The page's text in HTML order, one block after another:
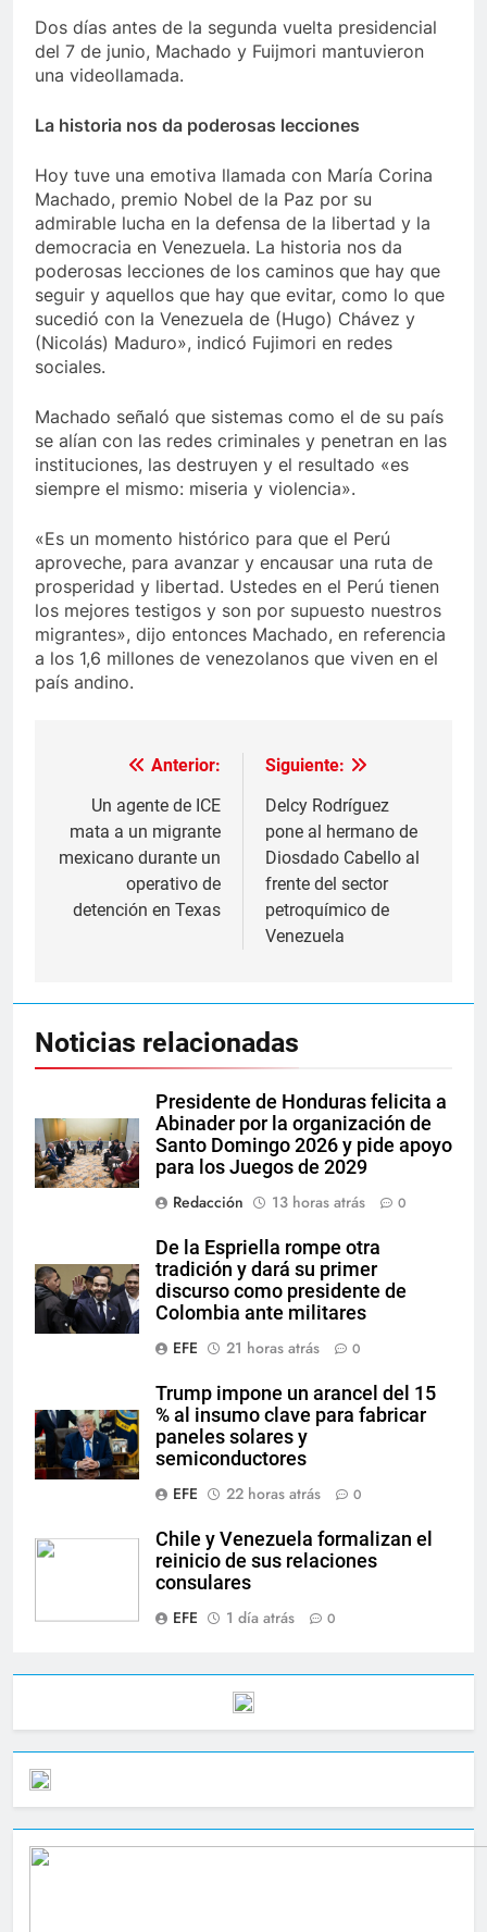
Dos días antes de la segunda vuelta presidencial
del 7 de junio, Machado y Fuijmori mantuvieron
una videollamada.
La historia nos da poderosas lecciones
Hoy tuve una emotiva llamada con María Corina
Machado, premio Nobel de la Paz por su
admirable lucha en la defensa de la libertad y la
democracia en Venezuela. La historia nos da
poderosas lecciones de los caminos que hay que
seguir y aquellos que hay que evitar, como lo que
sucedió con la Venezuela de (Hugo) Chávez y
(Nicolás) Maduro», indicó Fujimori en redes
sociales.
Machado señaló que sistemas como el de su país
se alían con las redes criminales y penetran en las
instituciones, las destruyen y el resultado «es
siempre el mismo: miseria y violencia».
«Es un momento histórico para que el Perú
aproveche, para avanzar y encausar una ruta de
prosperidad y libertad. Ustedes en el Perú tienen
los mejores testigos y son por supuesto nuestros
migrantes», dijo entonces Machado, en referencia
a los 1,6 millones de venezolanos que viven en el
país andino.
Navegación
entradas
Anterior:
Un agente de ICE
mata a un migrante
mexicano durante un
operativo de
detención en Texas
Siguiente:
Delcy Rodríguez
pone al hermano de
Diosdado Cabello al
frente del sector
petroquímico de
Venezuela
Noticias relacionadas
Presidente de Honduras felicita a
Abinader por la organización de
Santo Domingo 2026 y pide apoyo
para los Juegos de 2029
Redacción
13 horas atrás 0
De la Espriella rompe otra
tradición y dará su primer
discurso como presidente de
Colombia ante militares
EFE
21 horas atrás 0
Trump impone un arancel del 15
% al insumo clave para fabricar
paneles solares y
semiconductores
EFE
22 horas atrás 0
Chile y Venezuela formalizan el
reinicio de sus relaciones
consulares
EFE
1 día atrás 0